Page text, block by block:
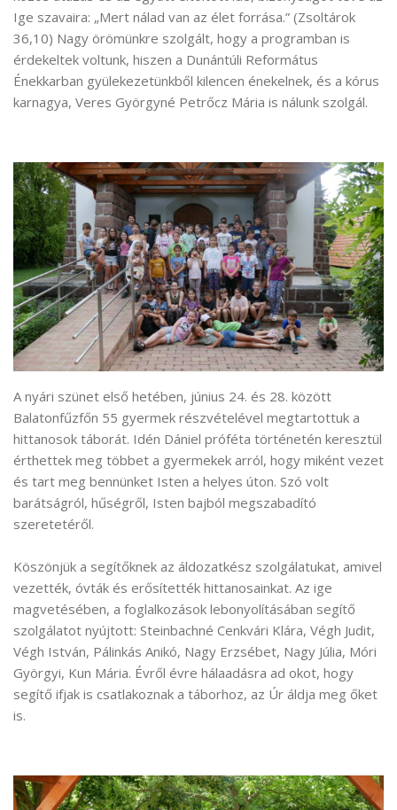
Ige szavaira: „Mert nálad van az élet forrása.” (Zsoltárok
36,10) Nagy örömünkre szolgált, hogy a programban is
érdekeltek voltunk, hiszen a Dunántúli Református
Énekkarban gyülekezetünkből kilencen énekelnek, és a kórus
karnagya, Veres Györgyné Petrőcz Mária is nálunk szolgál.
A nyári szünet első hetében, június 24. és 28. között
Balatonfűzfőn 55 gyermek részvételével megtartottuk a
hittanosok táborát. Idén Dániel próféta történetén keresztül
érthettek meg többet a gyermekek arról, hogy miként vezet
és tart meg bennünket Isten a helyes úton. Szó volt
barátságról, hűségről, Isten bajból megszabadító
szeretetéről.
Köszönjük a segítőknek az áldozatkész szolgálatukat, amivel
vezették, óvták és erősítették hittanosainkat. Az ige
magvetésében, a foglalkozások lebonyolításában segítő
szolgálatot nyújtott: Steinbachné Cenkvári Klára, Végh Judit,
Végh István, Pálinkás Anikó, Nagy Erzsébet, Nagy Júlia, Móri
Györgyi, Kun Mária. Évről évre hálaadásra ad okot, hogy
segítő ifjak is csatlakoznak a táborhoz, az Úr áldja meg őket
is.